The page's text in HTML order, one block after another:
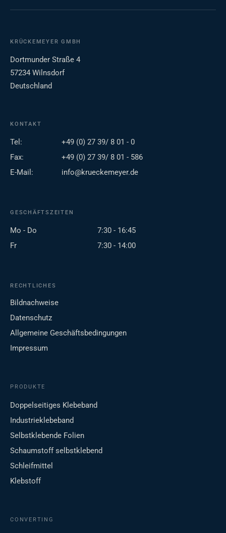
KRÜCKEMEYER GMBH
Dortmunder Straße 4
57234 Wilnsdorf
Deutschland
KONTAKT
Tel:
+49 (0) 27 39/ 8 01 - 0
Fax:
+49 (0) 27 39/ 8 01 - 586
E-Mail:
info@krueckemeyer.de
GESCHÄFTSZEITEN
Mo - Do
7:30 - 16:45
Fr
7:30 - 14:00
RECHTLICHES
Bildnachweise
Datenschutz
Allgemeine Geschäftsbedingungen
Impressum
PRODUKTE
Doppelseitiges Klebeband
Industrieklebeband
Selbstklebende Folien
Schaumstoff selbstklebend
Schleifmittel
Klebstoff
CONVERTING